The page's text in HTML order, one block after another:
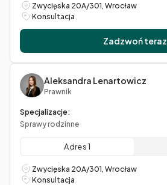
Zwycięska 20A/301, Wrocław
Konsultacja
Zadzwoń teraz
Aleksandra Lenartowicz
Prawnik
Specjalizacje:
Sprawy rodzinne
Adres 1
Zwycięska 20A/301, Wrocław
Konsultacja